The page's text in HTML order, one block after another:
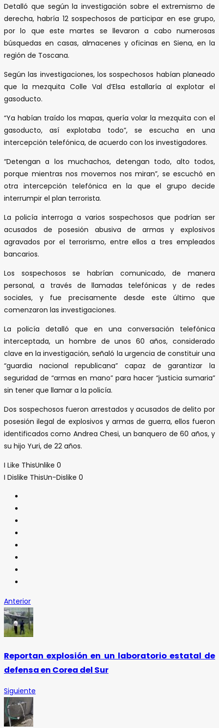
Detalló que según la investigación sobre el extremismo de
derecha, habría 12 sospechosos de participar en ese grupo,
por lo que este martes se llevaron a cabo numerosas
búsquedas en casas, almacenes y oficinas en Siena, en la
región de Toscana.
Según las investigaciones, los sospechosos habían planeado
que la mezquita Colle Val d’Elsa estallaría al explotar el
gasoducto.
“Ya habían traído los mapas, quería volar la mezquita con el
gasoducto, así explotaba todo”, se escucha en una
intercepción telefónica, de acuerdo con los investigadores.
“Detengan a los muchachos, detengan todo, alto todos,
porque mientras nos movemos nos miran”, se escuchó en
otra intercepción telefónica en la que el grupo decide
interrumpir el plan terrorista.
La policía interroga a varios sospechosos que podrían ser
acusados de posesión abusiva de armas y explosivos
agravados por el terrorismo, entre ellos a tres empleados
bancarios.
Los sospechosos se habrían comunicado, de manera
personal, a través de llamadas telefónicas y de redes
sociales, y fue precisamente desde este último que
comenzaron las investigaciones.
La policía detalló que en una conversación telefónica
interceptada, un hombre de unos 60 años, considerado
clave en la investigación, señaló la urgencia de constituir una
“guardia nacional republicana” capaz de garantizar la
seguridad de “armas en mano” para hacer “justicia sumaria”
sin tener que llamar a la policía.
Dos sospechosos fueron arrestados y acusados de delito por
posesión ilegal de explosivos y armas de guerra, ellos fueron
identificados como Andrea Chesi, un banquero de 60 años, y
su hijo Yuri, de 22 años.
I Like ThisUnlike 0
I Dislike ThisUn-Dislike 0
Anterior
Reportan explosión en un laboratorio estatal de
defensa en Corea del Sur
Siguiente